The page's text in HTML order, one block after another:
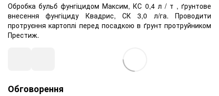
Обробка бульб фунгіцидом Максим, КС 0,4 л / т , ґрунтове
внесення фунгіциду Квадрис, СК 3,0 л/га. Проводити
протруєння картоплі перед посадкою в ґрунт протруйником
Престиж.
Обговорення